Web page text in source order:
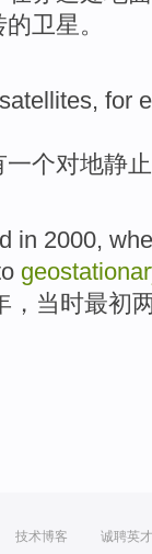
的卫星。
satellites, for
一个对地静止
in 2000,
， 当时最初
技术博客 诚聘英才